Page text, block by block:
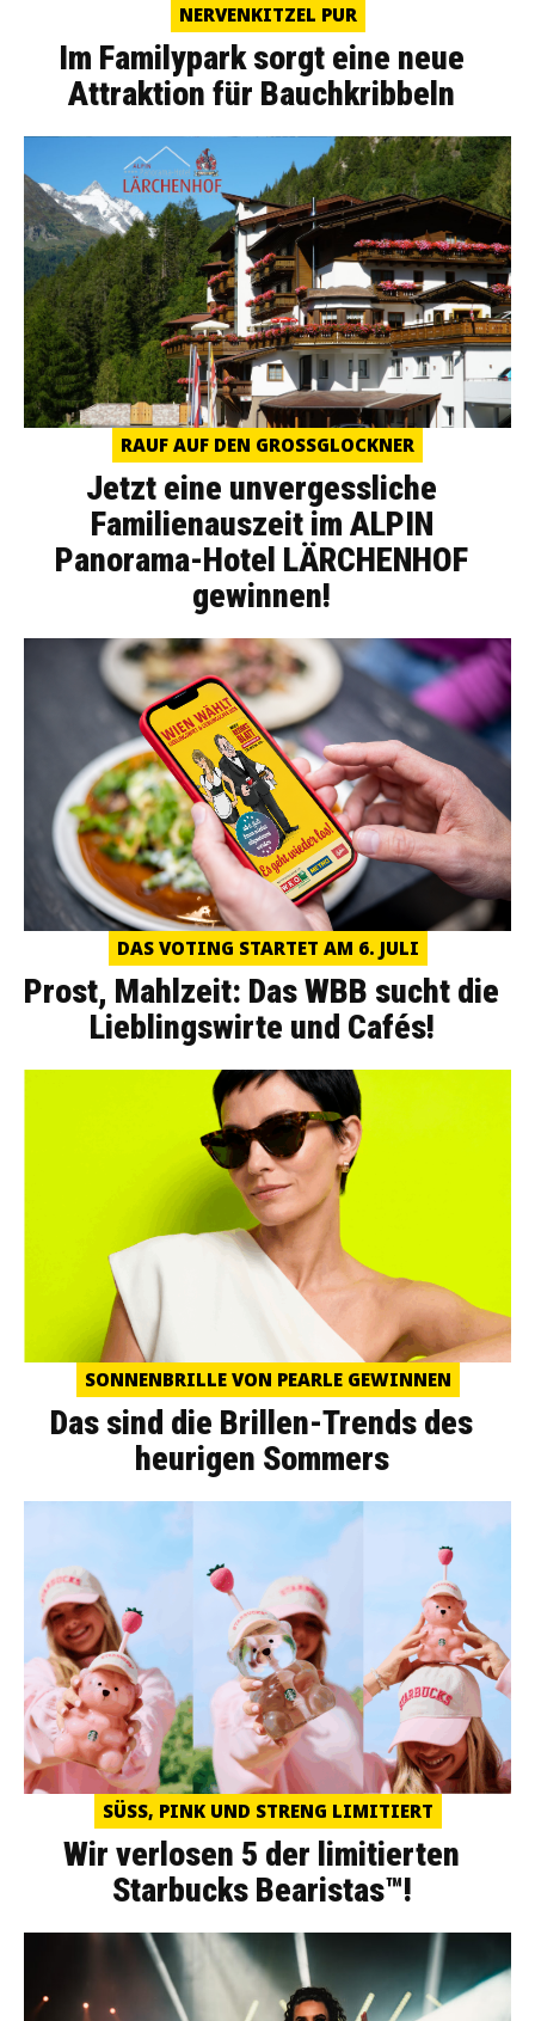
NERVENKITZEL PUR
Im Familypark sorgt eine neue
Attraktion für Bauchkribbeln
RAUF AUF DEN GROSSGLOCKNER
Jetzt eine unvergessliche
Familienauszeit im ALPIN
Panorama-Hotel LÄRCHENHOF
gewinnen!
DAS VOTING STARTET AM 6. JULI
Prost, Mahlzeit: Das WBB sucht die
Lieblingswirte und Cafés!
SONNENBRILLE VON PEARLE GEWINNEN
Das sind die Brillen-Trends des
heurigen Sommers
SÜSS, PINK UND STRENG LIMITIERT
Wir verlosen 5 der limitierten
Starbucks Bearistas™!